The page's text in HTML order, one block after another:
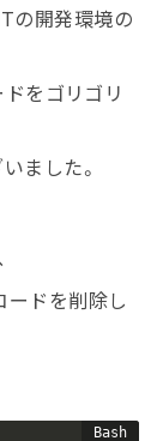
の開発環境の
をゴリゴリ
ました。
ドを削除し